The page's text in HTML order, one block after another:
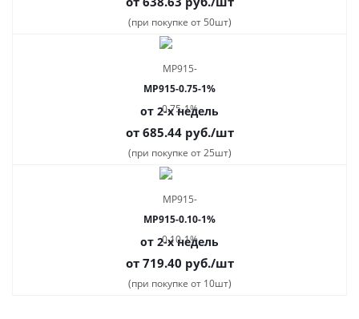
(при покупке от 50шт)
MP915-0.75-1%
от 2-х недель
от 685.44 руб./шт
(при покупке от 25шт)
MP915-0.10-1%
от 2-х недель
от 719.40 руб./шт
(при покупке от 10шт)